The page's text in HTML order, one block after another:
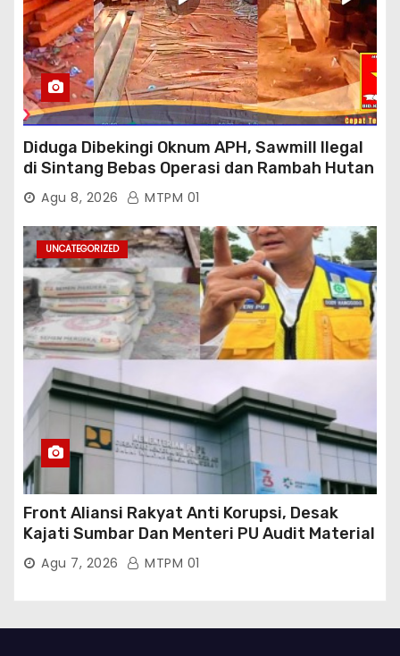
Diduga Dibekingi Oknum APH, Sawmill Ilegal
di Sintang Bebas Operasi dan Rambah Hutan
Lindung
Agu 8, 2026 MTPM 01
UNCATEGORIZED
Front Aliansi Rakyat Anti Korupsi, Desak
Kajati Sumbar Dan Menteri PU Audit Material
PT. Brantas Abipraya Kontrak No :
06.Nopember 2025 s.d 31 Maret 2026
Agu 7, 2026 MTPM 01